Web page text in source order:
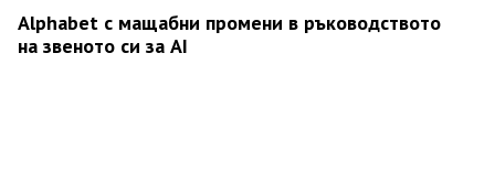
Alphabet с мащабни промени в ръководството
на звеното си за AI